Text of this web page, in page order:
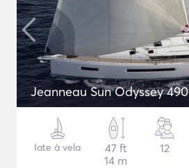
Jeanneau Sun Odyssey 490
Iate à vela
47 ft
14 m
12